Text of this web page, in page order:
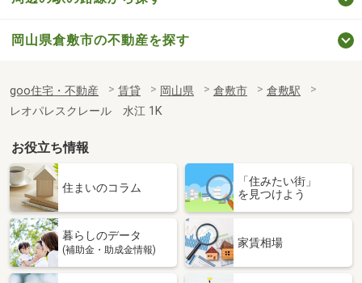
岡山県倉敷市の不動産を探す
goo住宅・不動産 賃貸 岡山県 倉敷市
倉敷駅
レオパレスクレール 水江 1K
お役立ち情報
住まいのコラム
「住みたい街」
を見つけよう
暮らしのデータ
(補助金・助成金情報)
家賃相場